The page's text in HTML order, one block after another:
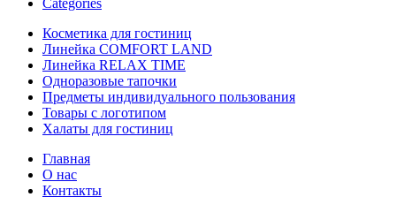
Косметика для гостиниц
Линейка COMFORT LAND
Линейка RELAX TIME
Одноразовые тапочки
Предметы индивидуального пользования
Товары с логотипом
Халаты для гостиниц
Главная
О нас
Контакты